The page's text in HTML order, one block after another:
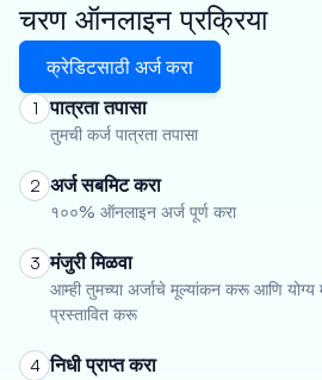
चरण ऑनलाइन प्रक्रिया
क्रेडिटसाठी अर्ज करा
1 पात्रता तपासा
तुमची कर्ज पात्रता तपासा
2 अर्ज सबमिट करा
१००% ऑनलाइन अर्ज पूर्ण करा
3 मंजुरी मिळवा
आम्ही तुमच्या अर्जाचे मूल्यांकन करू आणि योग्य
प्रस्तावित करू
4 निधी प्राप्त करा